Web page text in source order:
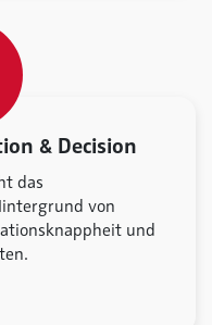
& Decision
das
von
und